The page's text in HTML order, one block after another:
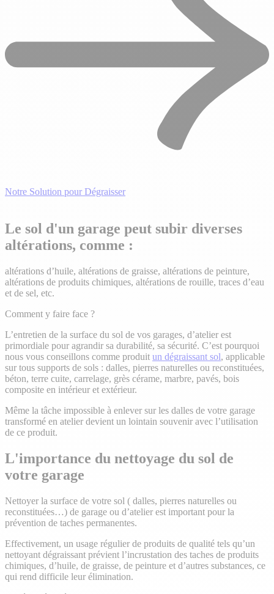
Notre Solution pour Dégraisser
Le sol d'un garage peut subir diverses
altérations, comme :
altérations d’huile, altérations de graisse, altérations de peinture,
altérations de produits chimiques, altérations de rouille, traces d’eau
et de sel, etc.
Comment y faire face ?
L’entretien de la surface du sol de vos garages, d’atelier est
primordiale pour agrandir sa durabilité, sa sécurité. C’est pourquoi
nous vous conseillons comme produit un dégraissant sol, applicable
sur tous supports de sols : dalles, pierres naturelles ou reconstituées,
béton, terre cuite, carrelage, grès cérame, marbre, pavés, bois
composite en intérieur et extérieur.
Même la tâche impossible à enlever sur les dalles de votre garage
transformé en atelier devient un lointain souvenir avec l’utilisation
de ce produit.
L'importance du nettoyage du sol de
votre garage
Nettoyer la surface de votre sol ( dalles, pierres naturelles ou
reconstituées…) de garage ou d’atelier est important pour la
prévention de taches permanentes.
Effectivement, un usage régulier de produits de qualité tels qu’un
nettoyant dégraissant prévient l’incrustation des taches de produits
chimiques, d’huile, de graisse, de peinture et d’autres substances, ce
qui rend difficile leur élimination.